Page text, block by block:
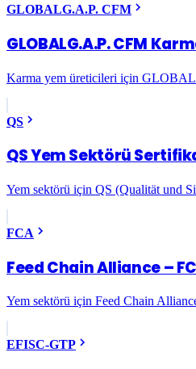
GLOBALG.A.P. CFM
GLOBALG.A.P. CFM
Karma yem üreticileri için
QS
QS Yem Sektörü
Yem sektörü için QS (Qualität und
FCA
Feed Chain Alliance –
Yem sektörü için Feed Chain
EFISC-GTP